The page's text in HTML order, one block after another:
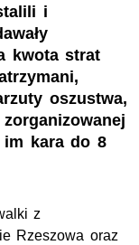
i
kwota strat
oszustwa,
im kara do 8
z
Rzeszowa oraz